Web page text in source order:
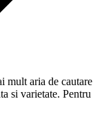
mult aria de cautare
si varietate. Pentru